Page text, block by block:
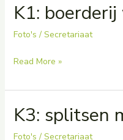
en
vriendje
K1:
Foto's / Secretariaat
K1:
week
1
Read More »
K3: splitsen
Foto's / Secretariaat